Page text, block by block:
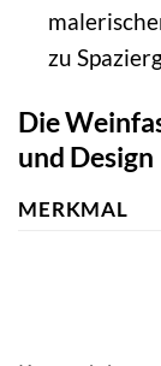
zu
Die
und Design
MERKMAL